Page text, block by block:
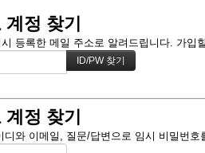
정 찾기
등록한 메일 주소로 알려드립니다. 가
정 찾기
디와 이메일, 질문/답변으로 임시 비밀번호